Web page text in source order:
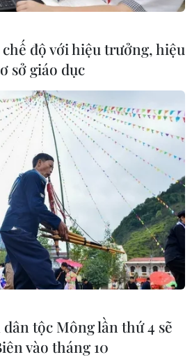
độ với hiệu trưởng, hiệu
sở giáo dục
dân tộc Mông lần thứ 4 sẽ
vào tháng 10